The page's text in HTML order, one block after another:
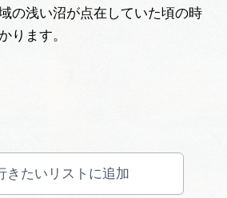
の浅い沼が点在していた頃の時
ります。
きたいリストに追加